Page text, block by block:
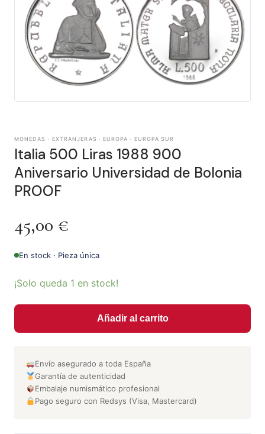
MONEDAS · EXTRANJERAS · EUROPA · EUROPA SUR
Italia 500 Liras 1988 900
Aniversario Universidad de Bolonia
PROOF
45,00 €
En stock · Pieza única
¡Solo queda 1 en stock!
Añadir al carrito
Envío asegurado a toda España
Garantía de autenticidad
Embalaje numismático profesional
Pago seguro con Redsys (Visa, Mastercard)